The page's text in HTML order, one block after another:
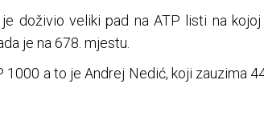
doživio veliki pad na ATP listi na kojoj
je na 678. mjestu.
a to je Andrej Nedić, koji zauzima